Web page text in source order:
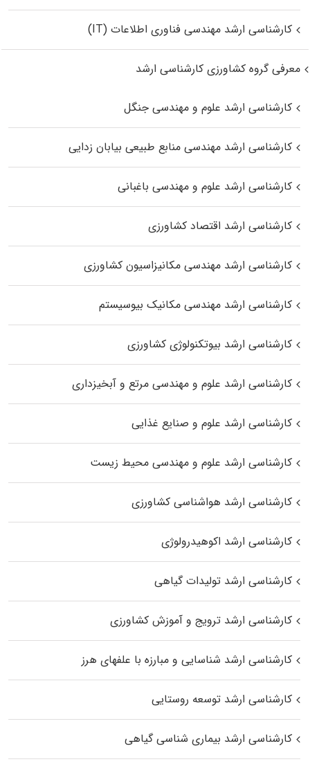
کارشناسی ارشد مهندسی فناوری اطلاعات (IT)
معرفی گروه کشاورزی کارشناسی ارشد
کارشناسی ارشد علوم و مهندسی جنگل
کارشناسی ارشد مهندسی منابع طبیعی بیابان زدایی
کارشناسی ارشد علوم و مهندسی باغبانی
کارشناسی ارشد اقتصاد کشاورزی
کارشناسی ارشد مهندسی مکانیزاسیون کشاورزی
کارشناسی ارشد مهندسی مکانیک بیوسیستم
کارشناسی ارشد بیوتکنولوژی کشاورزی
کارشناسی ارشد علوم و مهندسی مرتع و آبخیزداری
کارشناسی ارشد علوم و صنایع غذایی
کارشناسی ارشد علوم و مهندسی محیط زیست
کارشناسی ارشد هواشناسی کشاورزی
کارشناسی ارشد اکوهیدرولوژی
کارشناسی ارشد تولیدات گیاهی
کارشناسی ارشد ترویج و آموزش کشاورزی
کارشناسی ارشد شناسایی و مبارزه با علفهای هرز
کارشناسی ارشد توسعه روستایی
کارشناسی ارشد بیماری‌ شناسی گیاهی